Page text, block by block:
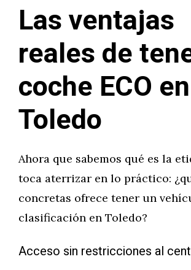
Las ventajas
reales de
coche ECO en
Toledo
Ahora que sabemos qué es la
toca aterrizar en lo práctico:
concretas ofrece tener un
clasificación en Toledo?
Acceso sin restricciones al